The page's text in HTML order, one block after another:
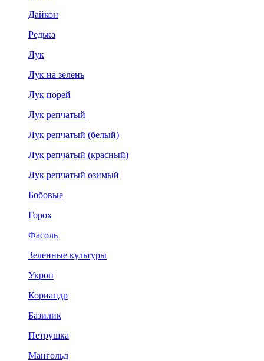
Дайкон
Редька
Лук
Лук на зелень
Лук порей
Лук репчатый
Лук репчатый (белый)
Лук репчатый (красный)
Лук репчатый озимый
Бобовые
Горох
Фасоль
Зеленные культуры
Укроп
Кориандр
Базилик
Петрушка
Мангольд